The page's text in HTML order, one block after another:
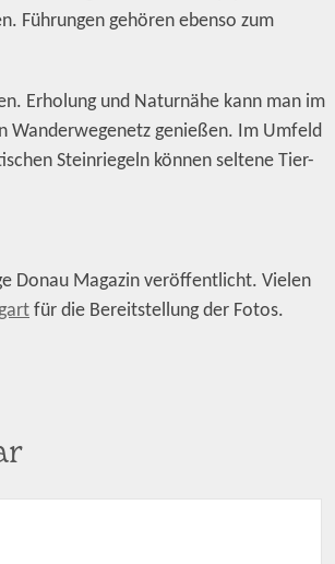
Führungen gehören ebenso zum
Erholung und Naturnähe kann man im
Wanderwegenetz genießen. Im Umfeld
Steinriegeln können seltene Tier-
Donau Magazin veröffentlicht. Vielen
für die Bereitstellung der Fotos.